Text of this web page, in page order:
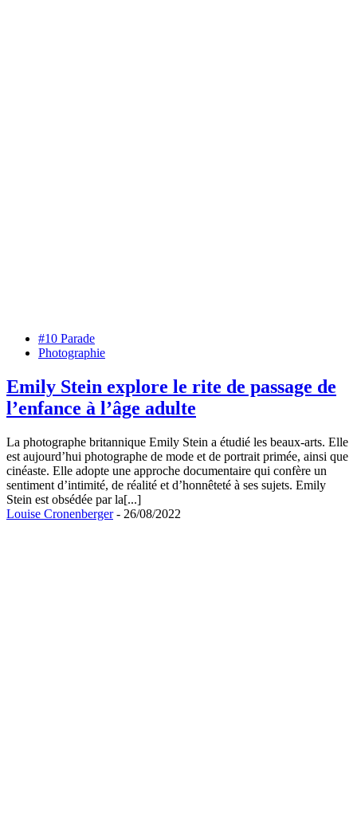
#10 Parade
Photographie
Emily Stein explore le rite de passage de
l’enfance à l’âge adulte
La photographe britannique Emily Stein a étudié les beaux-arts. Elle
est aujourd’hui photographe de mode et de portrait primée, ainsi que
cinéaste. Elle adopte une approche documentaire qui confère un
sentiment d’intimité, de réalité et d’honnêteté à ses sujets. Emily
Stein est obsédée par la[...]
Louise Cronenberger- 26/08/2022